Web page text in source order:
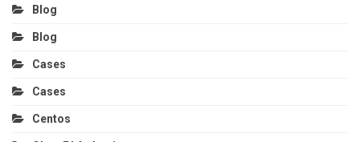
Blog
Blog
Cases
Cases
Centos